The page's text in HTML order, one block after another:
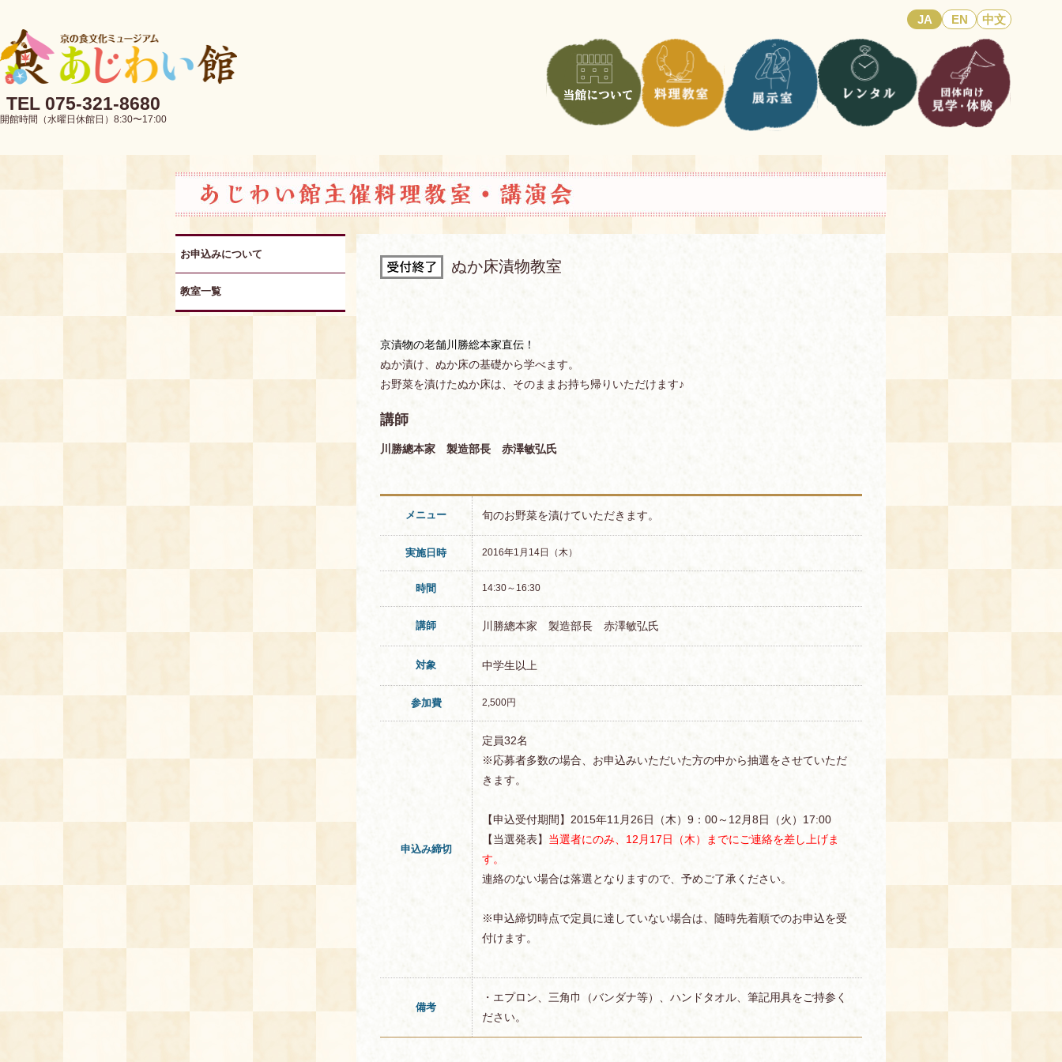
JA EN 中文
TEL 075-321-8680
開館時間（水曜日休館日）8:30〜17:00
お申込みについて
教室一覧
ぬか床漬物教室
京漬物の老舗川勝総本家直伝！
ぬか漬け、ぬか床の基礎から学べます。
お野菜を漬けたぬか床は、そのままお持ち帰りいただけます♪
講師
川勝總本家 製造部長 赤澤敏弘氏
メニュー 旬のお野菜を漬けていただきます。
実施日時 2016年1月14日（木）
時間 14:30～16:30
講師 川勝總本家 製造部長 赤澤敏弘氏
対象 中学生以上
参加費 2,500円
申込み締切
定員32名
※応募者多数の場合、お申込みいただいた方の中から抽選をさせていただ
きます。
【申込受付期間】2015年11月26日（木）9：00～12月8日（火）17:00
【当選発表】 当選者にのみ、12月17日（木）までにご連絡を差し上げま
す。
連絡のない場合は落選となりますので、予めご了承ください。
※申込締切時点で定員に達していない場合は、随時先着順でのお申込を受
付けます。
備考
・エプロン、三角巾（バンダナ等）、ハンドタオル、筆記用具をご持参く
ださい。